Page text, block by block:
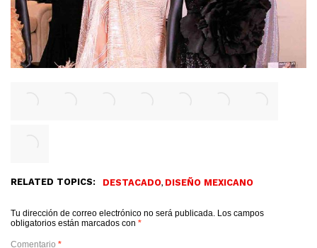
RELATED TOPICS: DESTACADO, DISEÑO MEXICANO
Tu dirección de correo electrónico no será publicada. Los campos
obligatorios están marcados con *
Comentario *